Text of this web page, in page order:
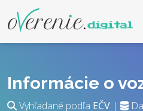
Informácie o
Vyhľadané podľa EČV |